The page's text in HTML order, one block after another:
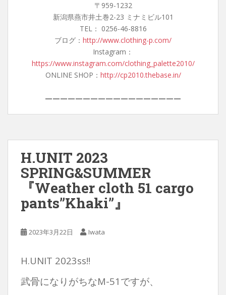
〒959-1232
新潟県燕市井土巻2-23 ミナミビル101
TEL： 0256-46-8816
ブログ： http://www.clothing-p.com/
Instagram：
https://www.instagram.com/clothing_palette2010/
ONLINE SHOP： http://cp2010.thebase.in/
——————————————————
H.UNIT 2023
SPRING&SUMMER
『Weather cloth 51 cargo
pants”Khaki”』
2023年3月22日 Iwata
H.UNIT 2023ss‼︎
武骨になりがちなM-51ですが、